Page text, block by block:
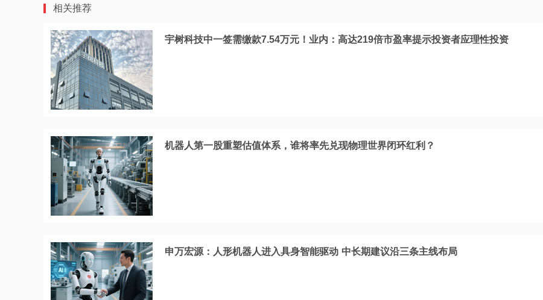
相关推荐
宇树科技中一签需缴款7.54万元！业内：高达219倍市盈率提示投资者应理性投资
机器人第一股重塑估值体系，谁将率先兑现物理世界闭环红利？
申万宏源：人形机器人进入具身智能驱动 中长期建议沿三条主线布局